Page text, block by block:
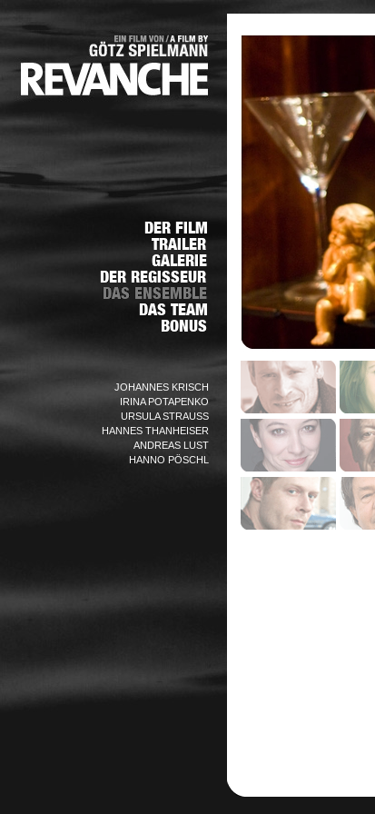
JOHANNES KRISCH
IRINA POTAPENKO
URSULA STRAUSS
HANNES THANHEISER
ANDREAS LUST
HANNO PÖSCHL